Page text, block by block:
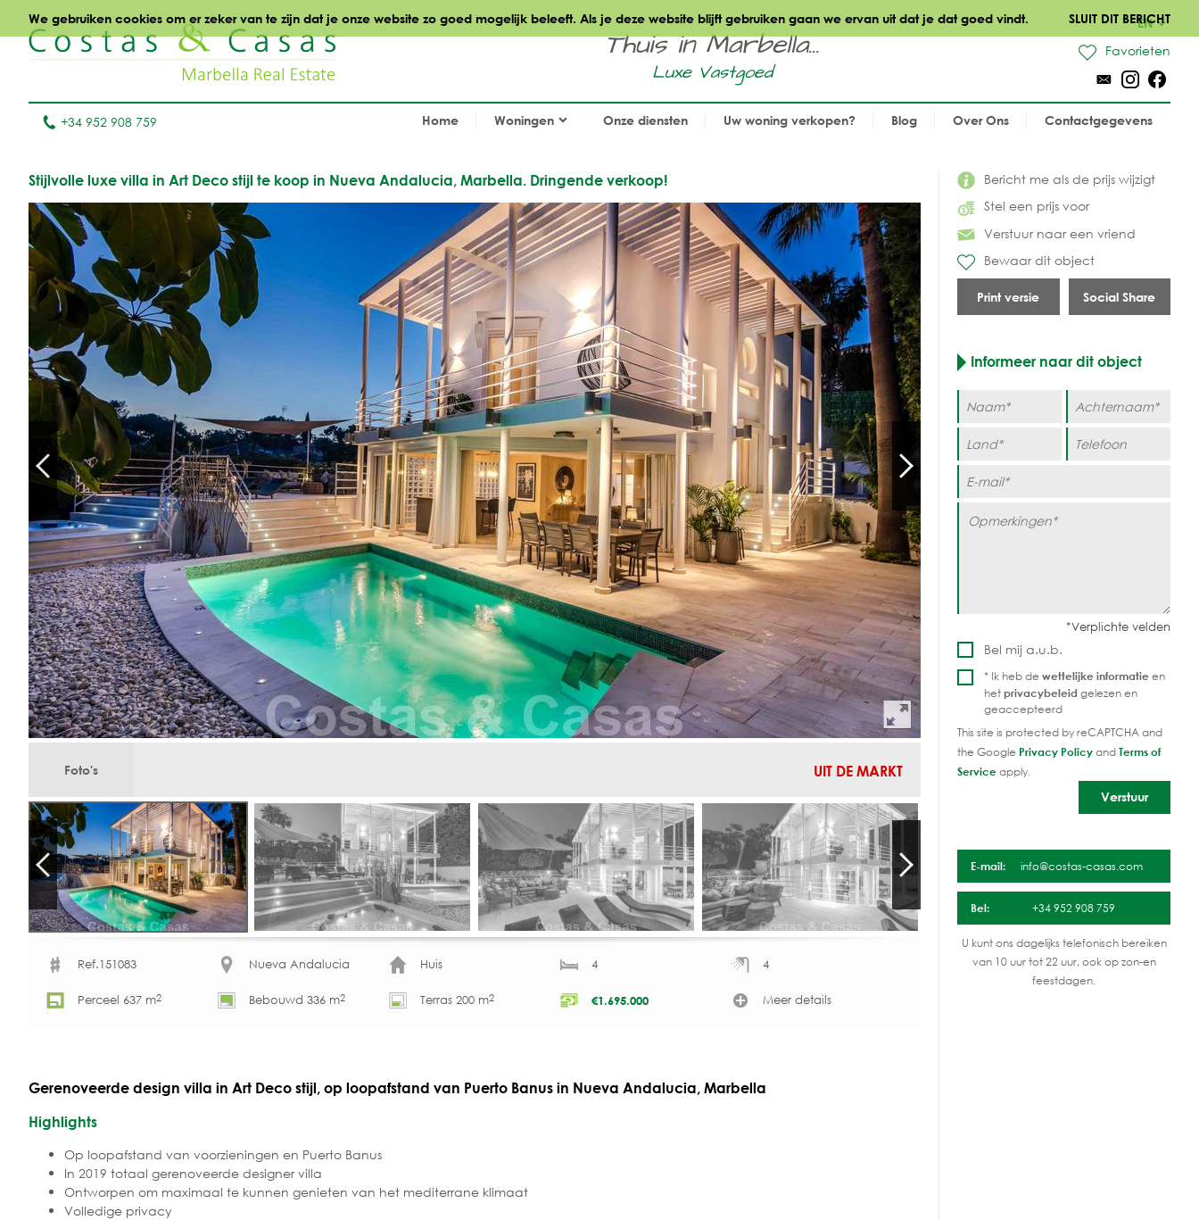
We gebruiken cookies om er zeker van te zijn dat je onze website zo goed mogelijk beleeft. Als je deze website blijft gebruiken gaan we ervan uit dat je dat goed vindt. SLUIT DIT BERICHT
Thuis in Marbella...
Luxe Vastgoed
EN
Favorieten
+34 952 908 759 Home Woningen Onze diensten Uw woning verkopen? Blog Over Ons Contactgegevens
Bericht me als de prijs wijzigt
Stel een prijs voor
Verstuur naar een vriend
Bewaar dit object
Print versie Social Share
Stijlvolle luxe villa in Art Deco stijl te koop in Nueva Andalucia, Marbella. Dringende verkoop!
Foto's UIT DE MARKT
Ref.151083 Nueva Andalucia Huis 4 4
Perceel 637 m2 Bebouwd 336 m2 Terras 200 m2 €1.695.000 Meer details
Gerenoveerde design villa in Art Deco stijl, op loopafstand van Puerto Banus in Nueva Andalucia, Marbella
Highlights
Op loopafstand van voorzieningen en Puerto Banus
In 2019 totaal gerenoveerde designer villa
Ontworpen om maximaal te kunnen genieten van het mediterrane klimaat
Volledige privacy
Informeer naar dit object
Bel mij a.u.b.
* Ik heb de wettelijke informatie en
hetprivacybeleid gelezen en
geaccepteerd
This site is protected by reCAPTCHA and
the Google Privacy PolicyandTerms of
Serviceapply.
E-mail: info@costas-casas.com
Bel: +34 952 908 759
U kunt ons dagelijks telefonisch bereiken
van 10 uur tot 22 uur, ook op zon-en
feestdagen.